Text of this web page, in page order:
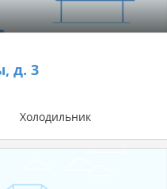
д. 3
Холодильник